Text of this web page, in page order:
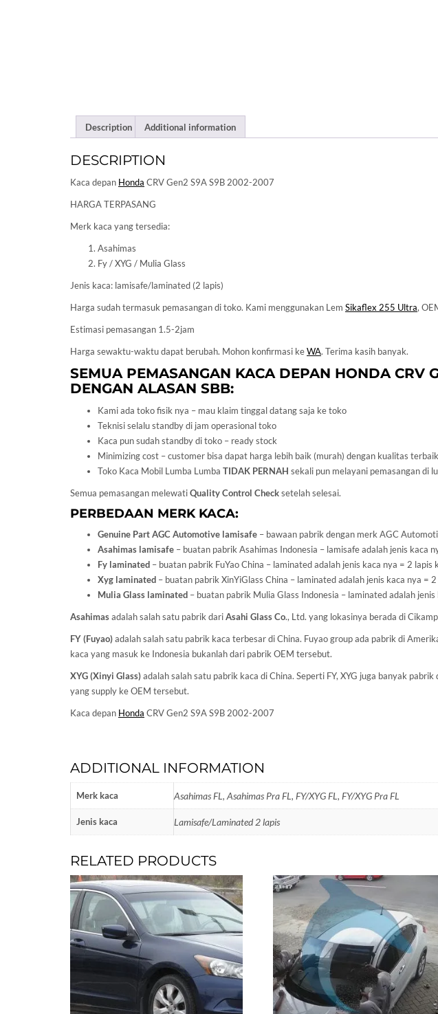
Description Additional information
DESCRIPTION
Kaca depan Honda CRV Gen2 S9A S9B 2002-2007
HARGA TERPASANG
Merk kaca yang tersedia:
Asahimas
Fy / XYG / Mulia Glass
Jenis kaca: lamisafe/laminated (2 lapis)
Harga sudah termasuk pemasangan di toko. Kami menggunakan Lem Sikaflex 255 Ultra,
Estimasi pemasangan 1.5-2jam
Harga sewaktu-waktu dapat berubah. Mohon konfirmasi keWA. Terima kasih banyak.
SEMUA PEMASANGAN KACA DEPAN HONDACRV
DENGAN ALASAN SBB:
Kami ada toko fisik nya – mau klaim tinggal datang saja ke toko
Teknisi selalu standby di jam operasional toko
Kaca pun sudah standby di toko – ready stock
Minimizing cost – customer bisa dapat harga lebih baik (murah) dengan kualitas terbaik
Toko Kaca Mobil Lumba Lumba TIDAK PERNAH sekali pun melayani pemasangan di
Semua pemasangan melewatiQuality Control Checksetelah selesai.
PERBEDAAN MERK KACA:
Genuine Part AGC Automotive lamisafe – bawaan pabrik dengan merk AGC
Asahimas lamisafe – buatan pabrik Asahimas Indonesia – lamisafe adalah jenis kaca
Fy laminated – buatan pabrik FuYao China – laminated adalah jenis kaca nya = 2 lapis
Xyg laminated – buatan pabrik XinYiGlass China – laminated adalah jenis kaca nya =
Mulia Glass laminated – buatan pabrik Mulia Glass Indonesia – laminated adalah
Asahimasadalah salah satu pabrik dariAsahi GlassCo., Ltd. yang lokasinya berada di
FY (Fuyao)adalah salah satu pabrik kaca terbesar di China. Fuyao group ada pabrik di
kaca yang masuk ke Indonesia bukanlah dari pabrik OEM tersebut.
XYG (Xinyi Glass)adalah salah satu pabrik kaca di China. Seperti FY, XYG juga banyak
yang supply ke OEM tersebut.
Kaca depan Honda CRV Gen2 S9A S9B 2002-2007
ADDITIONAL INFORMATION
Merk kaca Asahimas FL, Asahimas Pra FL, FY/XYG FL, FY/XYG Pra FL
Jenis kaca Lamisafe/Laminated 2 lapis
RELATED PRODUCTS